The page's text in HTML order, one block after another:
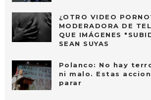
¿OTRO VIDEO
MODERADORA DE
QUE IMÁGENES
SEAN SUYAS
Polanco: No hay
ni malo. Estas
parar